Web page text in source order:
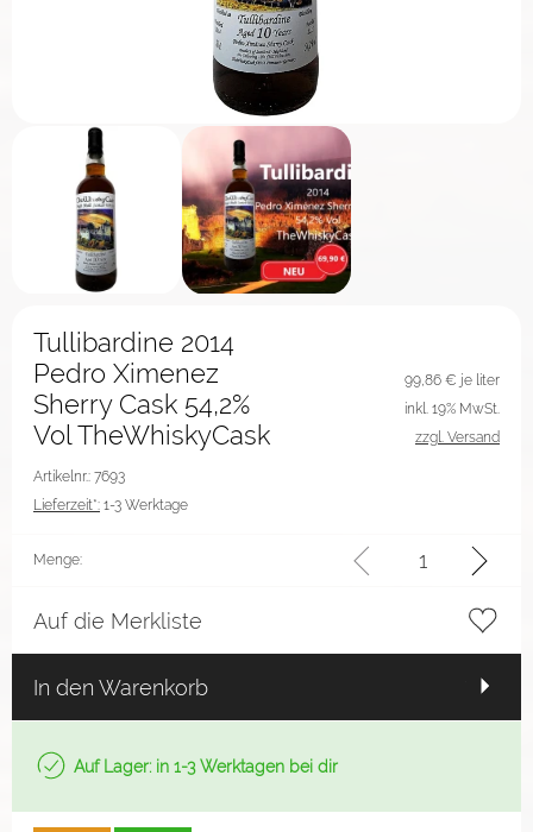
Tullibardine 2014
Pedro Ximenez
Sherry Cask 54,2%
Vol TheWhiskyCask
Artikelnr.: 7693
Lieferzeit*: 1-3 Werktage
99,86 € je liter
inkl. 19% MwSt.
zzgl. Versand
Menge:
Auf die Merkliste
In den Warenkorb
Auf Lager: in 1-3 Werktagen bei dir